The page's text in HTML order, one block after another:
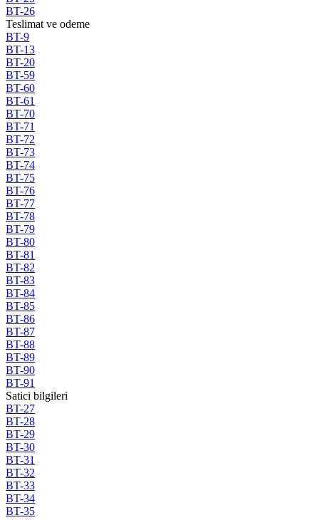
BT-26
Teslimat ve odeme
BT-9
BT-13
BT-20
BT-59
BT-60
BT-61
BT-70
BT-71
BT-72
BT-73
BT-74
BT-75
BT-76
BT-77
BT-78
BT-79
BT-80
BT-81
BT-82
BT-83
BT-84
BT-85
BT-86
BT-87
BT-88
BT-89
BT-90
BT-91
Satici bilgileri
BT-27
BT-28
BT-29
BT-30
BT-31
BT-32
BT-33
BT-34
BT-35